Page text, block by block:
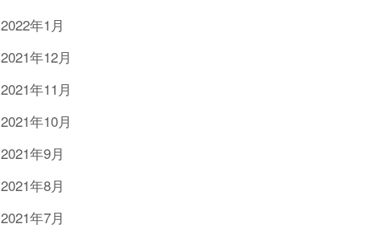
2022年1月
2021年12月
2021年11月
2021年10月
2021年9月
2021年8月
2021年7月